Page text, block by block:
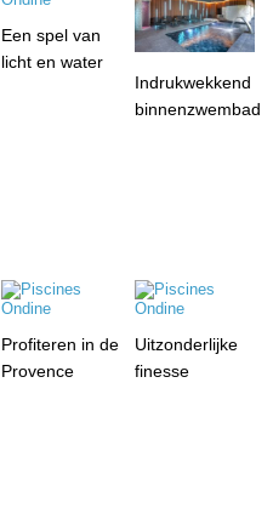
Een spel van
licht en water
Indrukwekkend
binnenzwembad
Profiteren in de
Provence
Uitzonderlijke
finesse